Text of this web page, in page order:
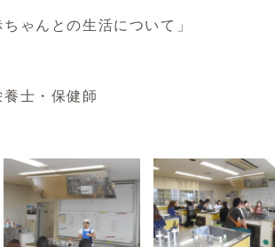
ゃんとの生活について」
士・保健師